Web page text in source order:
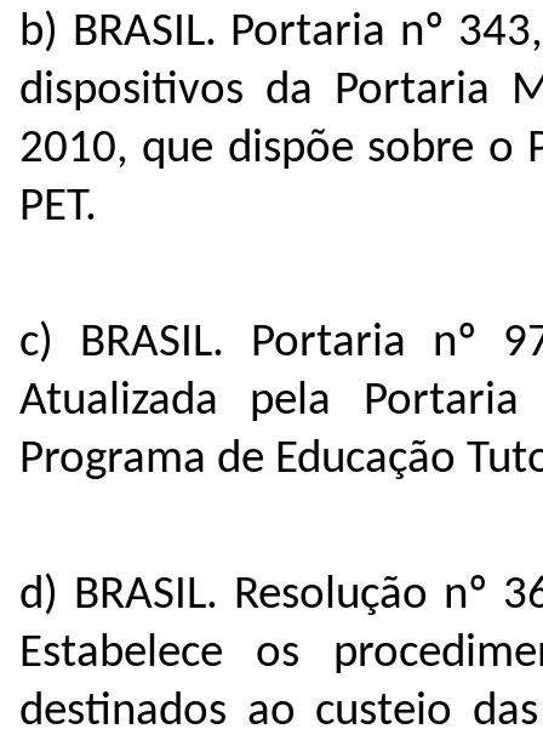
b) BRASIL. Portaria nº
dispositivos da Portaria
2010, que dispõe sobre o
PET.
c) BRASIL. Portaria nº
Atualizada pela
Programa de Educação
d) BRASIL. Resolução nº
Estabelece os
destinados ao custeio